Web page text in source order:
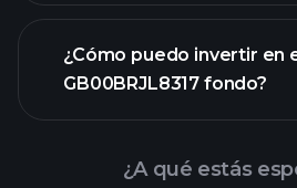
avanzado
GB00BRJL8317 fondo
¿Cómo puedo invertir en
GB00BRJL8317 fondo?
¿A qué estás